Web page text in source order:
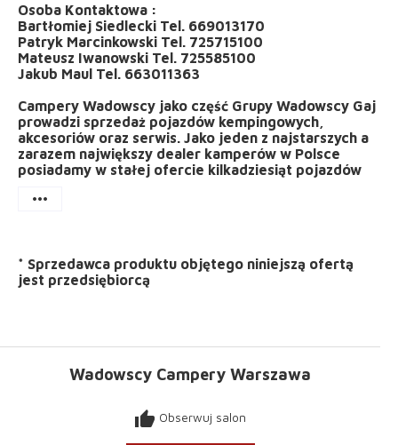
Osoba Kontaktowa :
Bartłomiej Siedlecki Tel. 669013170
Patryk Marcinkowski Tel. 725715100
Mateusz Iwanowski Tel. 725585100
Jakub Maul Tel. 663011363
Campery Wadowscy jako część Grupy Wadowscy Gaj
prowadzi sprzedaż pojazdów kempingowych,
akcesoriów oraz serwis. Jako jeden z najstarszych a
zarazem największy dealer kamperów w Polsce
posiadamy w stałej ofercie kilkadziesiąt pojazdów
more_horiz
* Sprzedawca produktu objętego niniejszą ofertą
jest przedsiębiorcą
Wadowscy Campery Warszawa
thumb_up Obserwuj salon